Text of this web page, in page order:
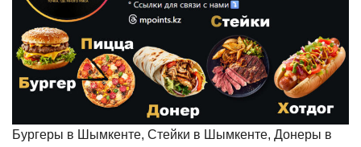
Бургеры в Шымкенте, Стейки в Шымкенте, Донеры в